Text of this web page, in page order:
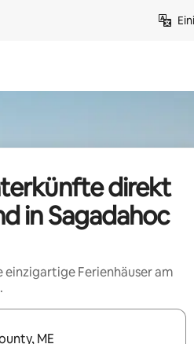
direkt
in Sagadahoc
einzigartige Ferienhäuser am
verfügbar sind, navigiere mit den